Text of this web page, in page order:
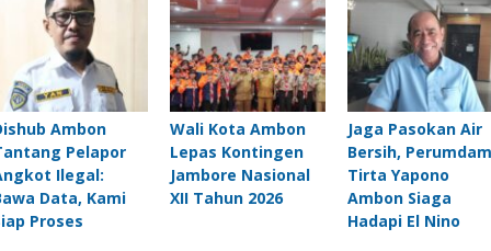
Ambon
Pelapor
Ilegal:
Data, Kami
Proses
Wali Kota Ambon
Lepas Kontingen
Jambore Nasional
XII Tahun 2026
Jaga Pasokan Air
Bersih, Perumdam
Tirta Yapono
Ambon Siaga
Hadapi El Nino